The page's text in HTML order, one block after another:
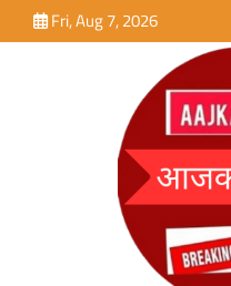
to
Fri, Aug 7, 2026